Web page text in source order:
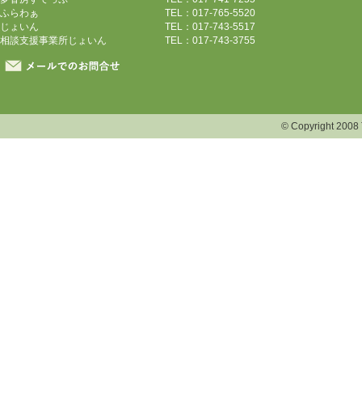
ふらわぁ
TEL：017-765-5520
じょいん
TEL：017-743-5517
相談支援事業所じょいん
TEL：017-743-3755
© Copyright 2008